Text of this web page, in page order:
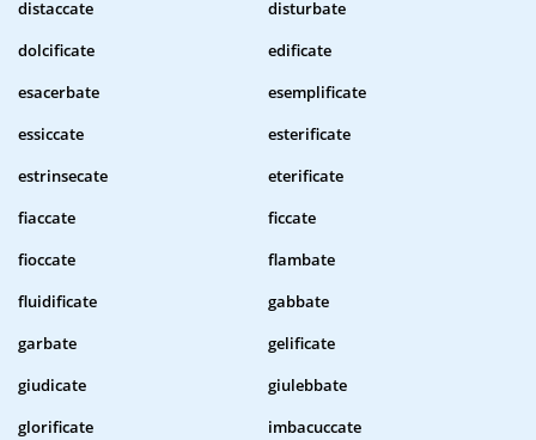
distaccate
disturbate
dolcificate
edificate
esacerbate
esemplificate
essiccate
esterificate
estrinsecate
eterificate
fiaccate
ficcate
fioccate
flambate
fluidificate
gabbate
garbate
gelificate
giudicate
giulebbate
glorificate
imbacuccate